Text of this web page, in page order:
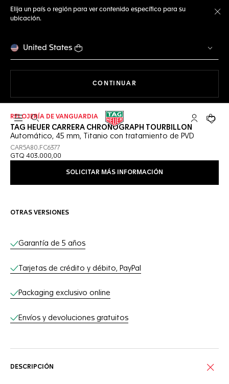
Elija un país o región para ver contenido específico para su
ubicación.
United States
CONTINUAR
Abrir el menú de búsqueda Cuenta Mi
Su
RELOJERÍA DE VANGUARDIA
TAG HEUER CARRERA CHRONOGRAPH TOURBILLON
Automático, 45 mm, Titanio con tratamiento de PVD
CAR5A80.FC6377
GTQ 403.000,00
SOLICITAR MÁS INFORMACIÓN
OTRAS VERSIONES
Servicios online
Garantía de 5 años
Tarjetas de crédito y débito, PayPal
Packaging exclusivo online
Envíos y devoluciones gratuitos
DESCRIPCIÓN